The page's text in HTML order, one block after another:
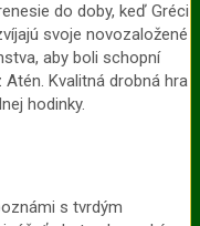
do doby, keď Gréci
svoje novozaložené
aby boli schopní
Kvalitná drobná hra
hodinky.
s tvrdým